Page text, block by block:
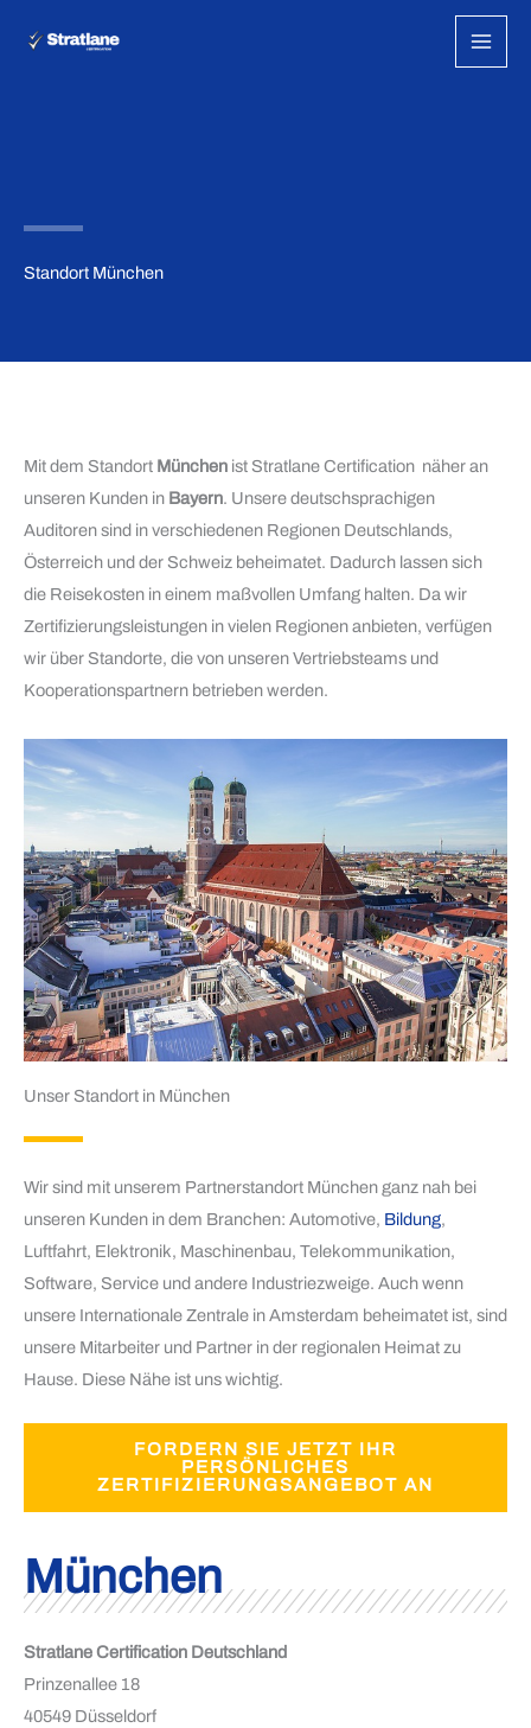
Inhalt
Standort München
Mit dem Standort München ist Stratlane Certification näher an
unseren Kunden in Bayern. Unsere deutschsprachigen
Auditoren sind in verschiedenen Regionen Deutschlands,
Österreich und der Schweiz beheimatet. Dadurch lassen sich
die Reisekosten in einem maßvollen Umfang halten. Da wir
Zertifizierungsleistungen in vielen Regionen anbieten, verfügen
wir über Standorte, die von unseren Vertriebsteams und
Kooperationspartnern betrieben werden.
Unser Standort in München
Wir sind mit unserem Partnerstandort München ganz nah bei
unseren Kunden in dem Branchen: Automotive, Bildung,
Luftfahrt, Elektronik, Maschinenbau, Telekommunikation,
Software, Service und andere Industriezweige. Auch wenn
unsere Internationale Zentrale in Amsterdam beheimatet ist, sind
unsere Mitarbeiter und Partner in der regionalen Heimat zu
Hause. Diese Nähe ist uns wichtig.
FORDERN SIE JETZT IHR
PERSÖNLICHES
ZERTIFIZIERUNGSANGEBOT AN
München
Stratlane Certification Deutschland
Prinzenallee 18
40549 Düsseldorf